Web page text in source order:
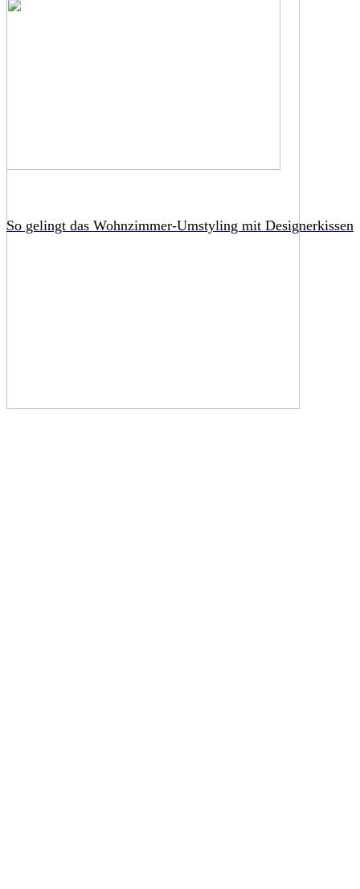
So gelingt das Wohnzimmer-Umstyling mit Designerkissen